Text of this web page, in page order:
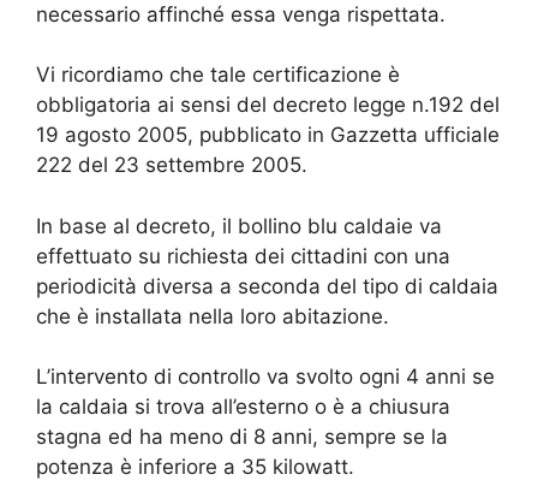
necessario affinché essa venga rispettata.
Vi ricordiamo che tale certificazione è
obbligatoria ai sensi del decreto legge n.192 del
19 agosto 2005, pubblicato in Gazzetta ufficiale
222 del 23 settembre 2005.
In base al decreto, il bollino blu caldaie va
effettuato su richiesta dei cittadini con una
periodicità diversa a seconda del tipo di caldaia
che è installata nella loro abitazione.
L’intervento di controllo va svolto ogni 4 anni se
la caldaia si trova all’esterno o è a chiusura
stagna ed ha meno di 8 anni, sempre se la
potenza è inferiore a 35 kilowatt.